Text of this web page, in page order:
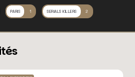
PARIS 1 SERIALS KILLERS 2